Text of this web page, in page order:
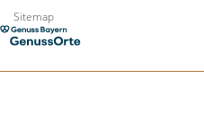
Zum
Inhalt
Sitemap